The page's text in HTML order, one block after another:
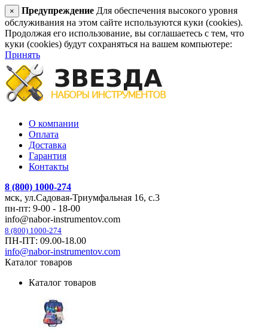
× Предупреждение Для обеспечения высокого уровня
обслуживания на этом сайте используются куки (cookies).
Продолжая его использование, вы соглашаетесь с тем, что
куки (cookies) будут сохраняться на вашем компьютере:
Принять
О компании
Оплата
Доставка
Гарантия
Контакты
8 (800) 1000-274
мск, ул.Садовая-Триумфальная 16, с.3
пн-пт: 9-00 - 18-00
info@nabor-instrumentov.com
8 (800) 1000-274
ПН-ПТ: 09.00-18.00
info@nabor-instrumentov.com
Каталог товаров
Каталог товаров